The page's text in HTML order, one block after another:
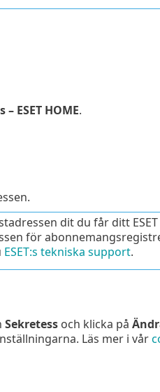
ESET HOME.
dit du får ditt ESET
för
ESET:s tekniska support.
Sekretessoch klicka på
Läs mer i vår